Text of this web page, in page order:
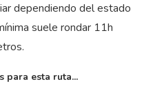
dependiendo del estado
suele rondar 11h
para esta ruta...